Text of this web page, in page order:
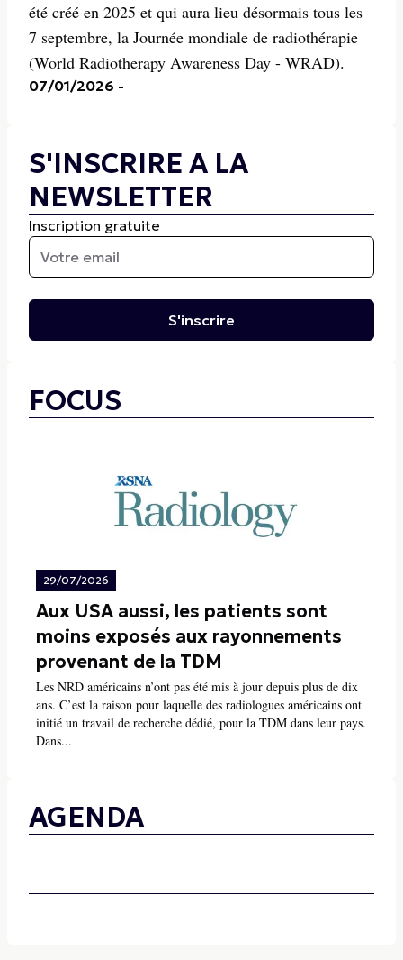
été créé en 2025 et qui aura lieu désormais tous les
7 septembre, la Journée mondiale de radiothérapie
(World Radiotherapy Awareness Day - WRAD).
07/01/2026 -
S'INSCRIRE A LA
NEWSLETTER
Inscription gratuite
S'inscrire
FOCUS
29/07/2026
Aux USA aussi, les patients sont
moins exposés aux rayonnements
provenant de la TDM
Les NRD américains n’ont pas été mis à jour depuis plus de dix
ans. C’est la raison pour laquelle des radiologues américains ont
initié un travail de recherche dédié, pour la TDM dans leur pays.
Dans...
AGENDA